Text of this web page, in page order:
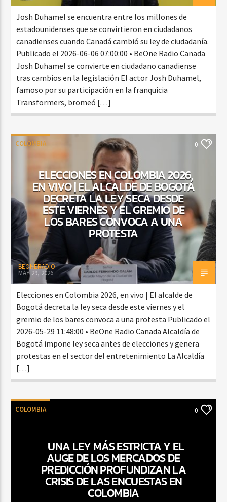
Josh Duhamel se encuentra entre los millones de
estadounidenses que se convirtieron en ciudadanos
canadienses cuando Canadá cambió su ley de ciudadanía.
Publicado el 2026-06-06 07:00:00 • BeOne Radio Canada
Josh Duhamel se convierte en ciudadano canadiense
tras cambios en la legislación El actor Josh Duhamel,
famoso por su participación en la franquicia
Transformers, bromeó […]
COLOMBIA 0
ELECCIONES EN COLOMBIA 2026,
EN VIVO | EL ALCALDE DE BOGOTÁ
DECRETA LA LEY SECA DESDE
ESTE VIERNES Y EL GREMIO DE
LOS BARES CONVOCA A UNA
PROTESTA
BEONERADIO
MAY 29, 2026
Elecciones en Colombia 2026, en vivo | El alcalde de
Bogotá decreta la ley seca desde este viernes y el
gremio de los bares convoca a una protesta Publicado el
2026-05-29 11:48:00 • BeOne Radio Canada Alcaldía de
Bogotá impone ley seca antes de elecciones y genera
protestas en el sector del entretenimiento La Alcaldía
[…]
COLOMBIA 0
UNA LEY MÁS ESTRICTA Y EL
AUGE DE LOS MERCADOS DE
PREDICCIÓN PROFUNDIZAN LA
CRISIS DE LAS ENCUESTAS EN
COLOMBIA